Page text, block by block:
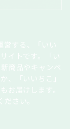
営する、「いい
イトです。「い
商品やキャンペ
、「いいちこ」
お届けします。
さい。